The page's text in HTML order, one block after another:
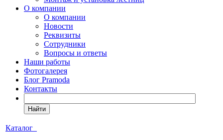
О компании
О компании
Новости
Реквизиты
Сотрудники
Вопросы и ответы
Наши работы
Фотогалерея
Блог Pramoda
Контакты
Найти
Каталог